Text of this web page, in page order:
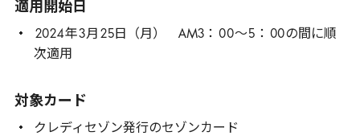
適用開始日
2024年3月 25 日（月） AM3： 00～5 ： 00の間に順
次適用
対象カード
クレディセゾン発行のセゾンカード